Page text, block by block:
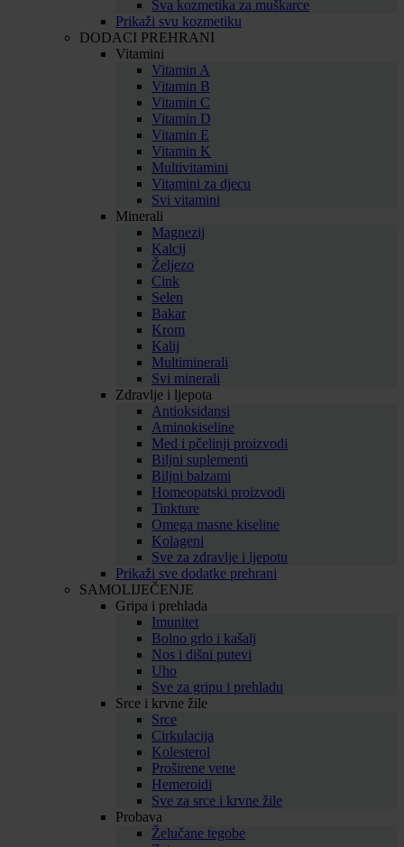
Sva kozmetika za muškarce
Prikaži svu kozmetiku
DODACI PREHRANI
Vitamini
Vitamin A
Vitamin B
Vitamin C
Vitamin D
Vitamin E
Vitamin K
Multivitamini
Vitamini za djecu
Svi vitamini
Minerali
Magnezij
Kalcij
Željezo
Cink
Selen
Bakar
Krom
Kalij
Multiminerali
Svi minerali
Zdravlje i ljepota
Antioksidansi
Aminokiseline
Med i pčelinji proizvodi
Biljni suplementi
Biljni balzami
Homeopatski proizvodi
Tinkture
Omega masne kiseline
Kolageni
Sve za zdravlje i ljepotu
Prikaži sve dodatke prehrani
SAMOLIJEČENJE
Gripa i prehlada
Imunitet
Bolno grlo i kašalj
Nos i dišni putevi
Uho
Sve za gripu i prehladu
Srce i krvne žile
Srce
Cirkulacija
Kolesterol
Proširene vene
Hemeroidi
Sve za srce i krvne žile
Probava
Želučane tegobe